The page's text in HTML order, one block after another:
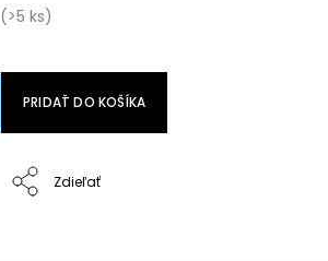
(>5 ks)
PRIDAŤ DO KOŠÍKA
Zdieľať